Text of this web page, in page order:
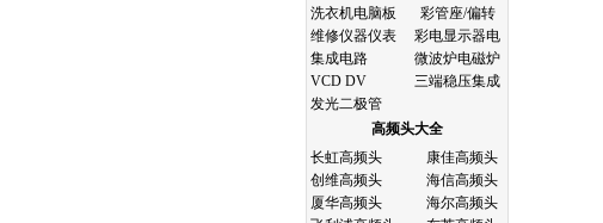
洗衣机电脑板
彩管座/偏转
维修仪器仪表
彩电显示器电
集成电路
微波炉电磁炉
VCD DV
三端稳压集成
发光二极管
高频头大全
长虹高频头
康佳高频头
创维高频头
海信高频头
厦华高频头
海尔高频头